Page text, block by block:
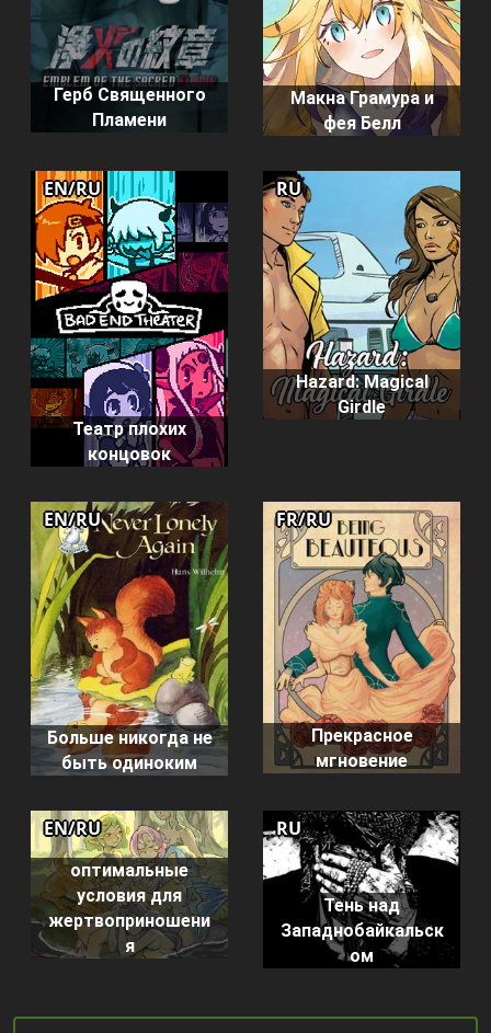
Герб Священного
Пламени
Макна Грамура и
фея Белл
Театр плохих
концовок
EN/RU
Hazard: Magical
Girdle
RU
Больше никогда не
быть одиноким
EN/RU
Прекрасное
мгновение
FR/RU
оптимальные
условия для
жертвоприношени
я
EN/RU
Тень над
Западнобайкальск
ом
RU